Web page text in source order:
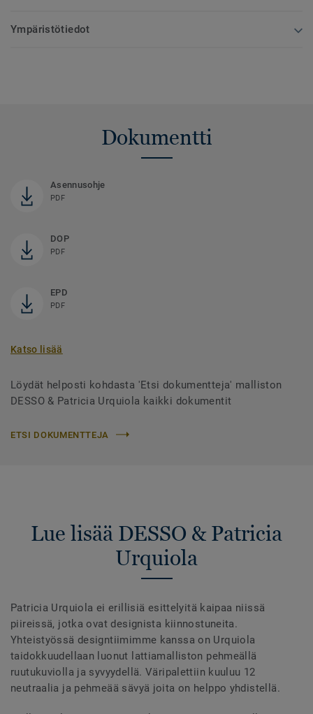
Ympäristötiedot
Dokumentti
Asennusohje
PDF
DOP
PDF
EPD
PDF
Katso lisää
Löydät helposti kohdasta 'Etsi dokumentteja' malliston
DESSO & Patricia Urquiola kaikki dokumentit
ETSI DOKUMENTTEJA
Lue lisää DESSO & Patricia
Urquiola
Patricia Urquiola ei erillisiä esittelyitä kaipaa niissä
piireissä, jotka ovat designista kiinnostuneita.
Yhteistyössä designtiimimme kanssa on Urquiola
taidokkuudellaan luonut lattiamalliston pehmeällä
ruutukuviolla ja syvyydellä. Väripalettiin kuuluu 12
neutraalia ja pehmeää sävyä joita on helppo yhdistellä.